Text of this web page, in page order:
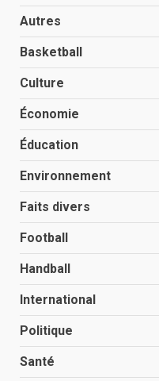
Autres
Basketball
Culture
Économie
Éducation
Environnement
Faits divers
Football
Handball
International
Politique
Santé